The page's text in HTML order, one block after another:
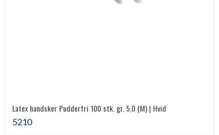
Latex handsker Pudderfri 100 stk. gr. 5,0 (M) | Hvid
5210